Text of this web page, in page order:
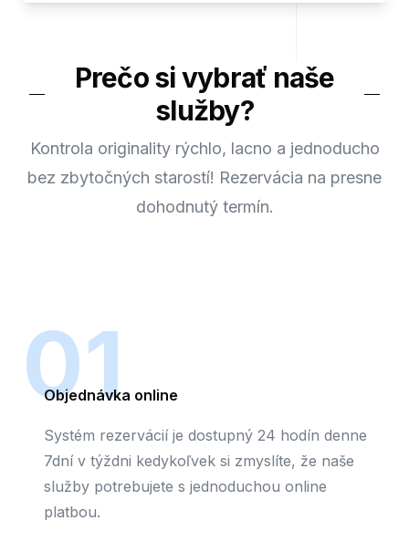
Prečo si vybrať naše
služby?
Kontrola originality rýchlo, lacno a jednoducho
bez zbytočných starostí! Rezervácia na presne
dohodnutý termín.
01
Objednávka online
Systém rezervácií je dostupný 24 hodín denne
7dní v týždni kedykoľvek si zmyslíte, že naše
služby potrebujete s jednoduchou online
platbou.